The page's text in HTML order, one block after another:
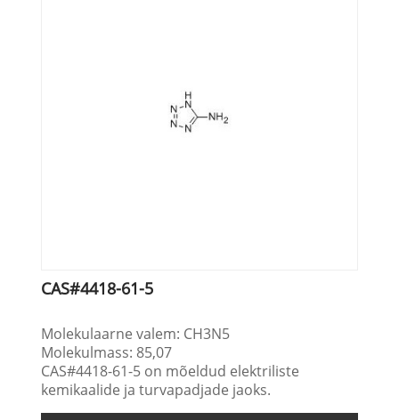
CAS#4418-61-5
Molekulaarne valem: CH3N5
Molekulmass: 85,07
CAS#4418-61-5 on mõeldud elektriliste
kemikaalide ja turvapadjade jaoks.